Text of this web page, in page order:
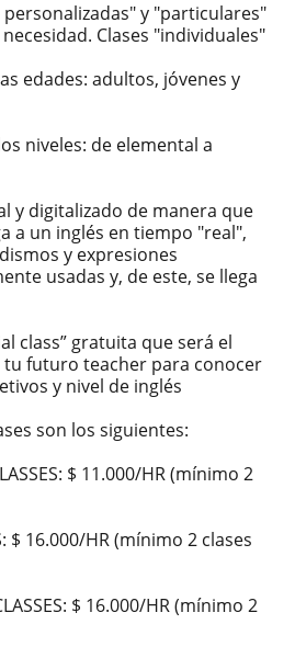
y "particulares"
Clases "individuales"
edades: adultos, jóvenes y
niveles: de elemental a
y digitalizado de manera que
a un inglés en tiempo "real",
y expresiones
usadas y, de este, se llega
class” gratuita que será el
futuro teacher para conocer
y nivel de inglés
son los siguientes:
$ 11.000/HR (mínimo 2
$ 16.000/HR (mínimo 2 clases
$ 16.000/HR (mínimo 2